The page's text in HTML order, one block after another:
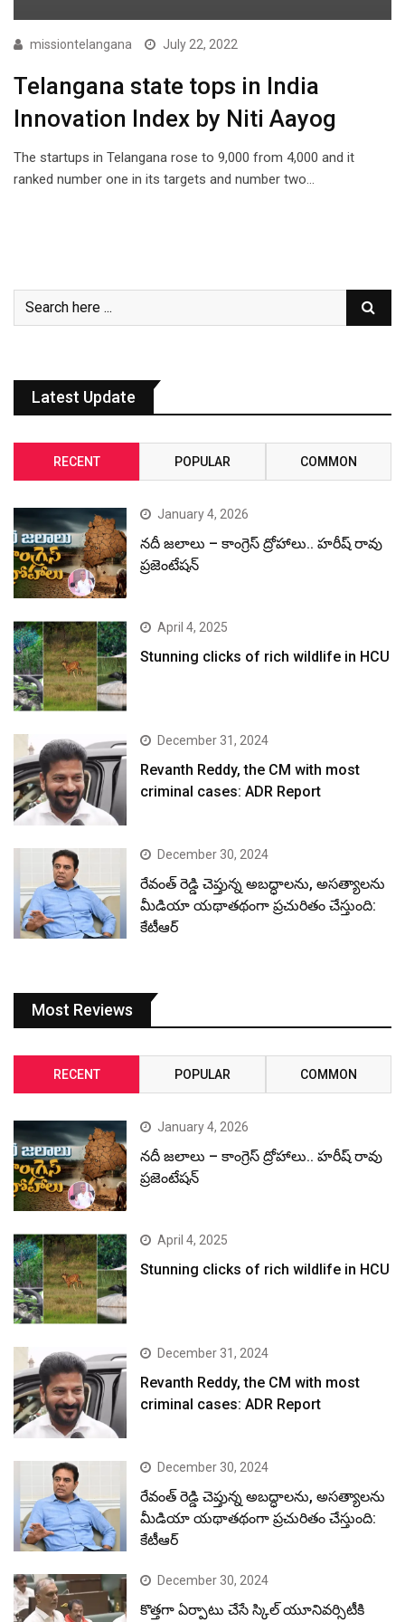
missiontelangana July 22, 2022
Telangana state tops in India
Innovation Index by Niti Aayog
The startups in Telangana rose to 9,000 from 4,000 and it
ranked number one in its targets and number two…
Latest Update
RECENT POPULAR COMMON
January 4, 2026
నదీ జలాలు – కాంగ్రెస్ ద్రోహాలు.. హరీష్ రావు
ప్రజెంటేషన్
April 4, 2025
Stunning clicks of rich wildlife in HCU
December 31, 2024
Revanth Reddy, the CM with most
criminal cases: ADR Report
December 30, 2024
రేవంత్ రెడ్డి చెప్తున్న అబద్ధాలను, అసత్యాలను
మీడియా యథాతథంగా ప్రచురితం చేస్తుంది:
కేటీఆర్
Most Reviews
RECENT POPULAR COMMON
January 4, 2026
నదీ జలాలు – కాంగ్రెస్ ద్రోహాలు.. హరీష్ రావు
ప్రజెంటేషన్
April 4, 2025
Stunning clicks of rich wildlife in HCU
December 31, 2024
Revanth Reddy, the CM with most
criminal cases: ADR Report
December 30, 2024
రేవంత్ రెడ్డి చెప్తున్న అబద్ధాలను, అసత్యాలను
మీడియా యథాతథంగా ప్రచురితం చేస్తుంది:
కేటీఆర్
December 30, 2024
కొత్తగా ఏర్పాటు చేసే స్కిల్ యూనివర్సిటీకి